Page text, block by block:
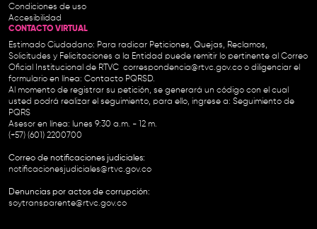
Condiciones de uso
Accesibilidad
CONTACTO VIRTUAL
Estimado Ciudadano: Para radicar Peticiones, Quejas, Reclamos,
Solicitudes y Felicitaciones a la Entidad puede remitir lo pertinente al Correo
Oficial Institucional de RTVC correspondencia@rtvc.gov.co o diligenciar el
formulario en línea: Contacto PQRSD.
Al momento de registrar su petición, se generará un código con el cual
usted podrá realizar el seguimiento, para ello, ingrese a: Seguimiento de
PQRS
Asesor en línea: lunes 9:30 a.m. - 12 m.
(+57) (601) 2200700
Correo de notificaciones judiciales:
notificacionesjudiciales@rtvc.gov.co
Denuncias por actos de corrupción:
soytransparente@rtvc.gov.co